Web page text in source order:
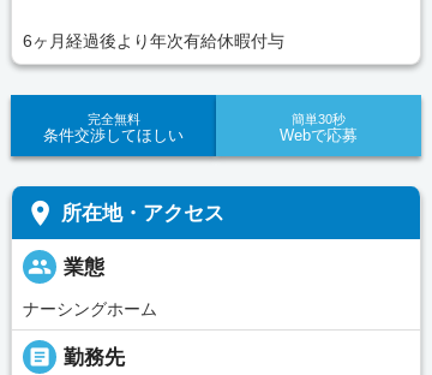
6ヶ月経過後より年次有給休暇付与
完全無料
条件交渉してほしい
簡単30秒
Webで応募
place 所在地・アクセス
people 業態
ナーシングホーム
_pin
勤務先